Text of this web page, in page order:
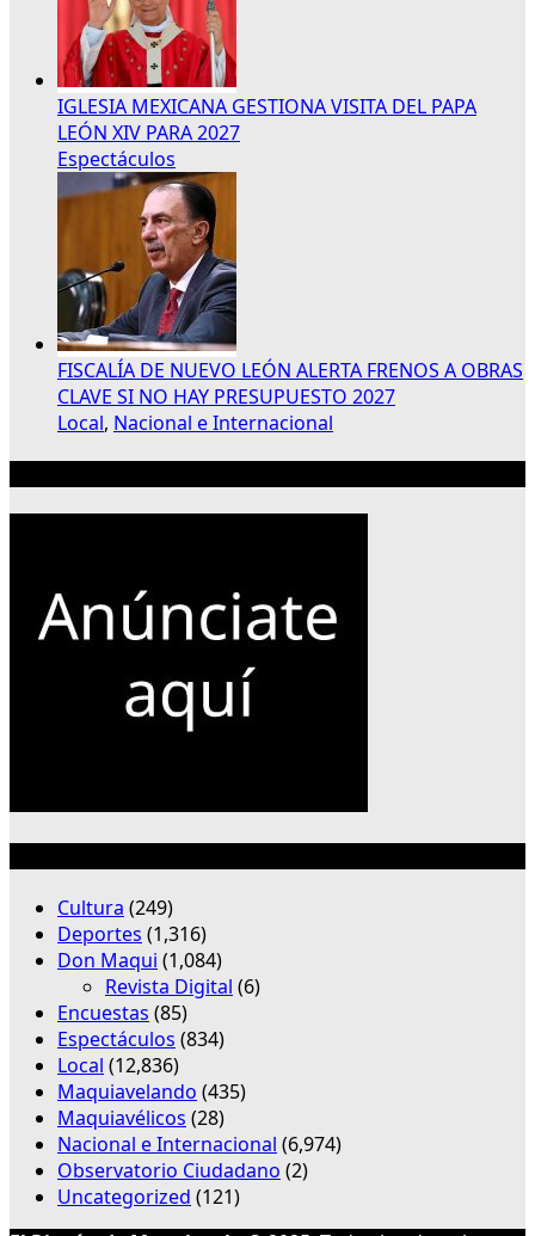
IGLESIA MEXICANA GESTIONA VISITA DEL PAPA
LEÓN XIV PARA 2027
Espectáculos
FISCALÍA DE NUEVO LEÓN ALERTA FRENOS A OBRAS
CLAVE SI NO HAY PRESUPUESTO 2027
Local, Nacional e Internacional
Cultura (249)
Deportes (1,316)
Don Maqui (1,084)
Revista Digital (6)
Encuestas (85)
Espectáculos (834)
Local (12,836)
Maquiavelando (435)
Maquiavélicos (28)
Nacional e Internacional (6,974)
Observatorio Ciudadano (2)
Uncategorized (121)